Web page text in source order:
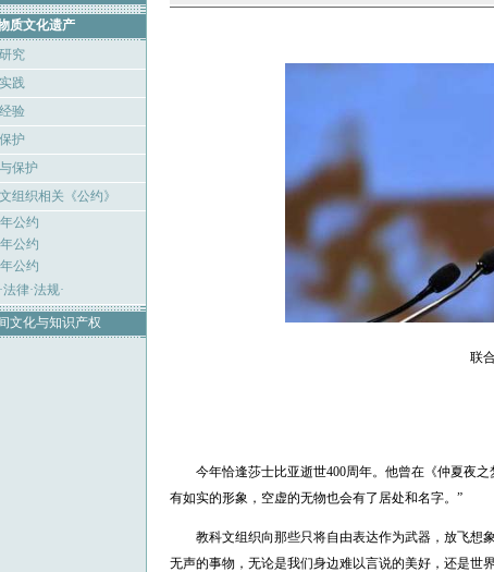
质文化遗产
究
践
验
护
保护
组织相关《公约》
公约
公约
公约
法律·法规·
文化与知识产权
联
今年恰逢莎士比亚逝世400周年。他曾在《仲夏夜之
有如实的形象，空虚的无物也会有了居处和名字。”
教科文组织向那些只将自由表达作为武器，放飞想象
无声的事物，无论是我们身边难以言说的美好，还是世